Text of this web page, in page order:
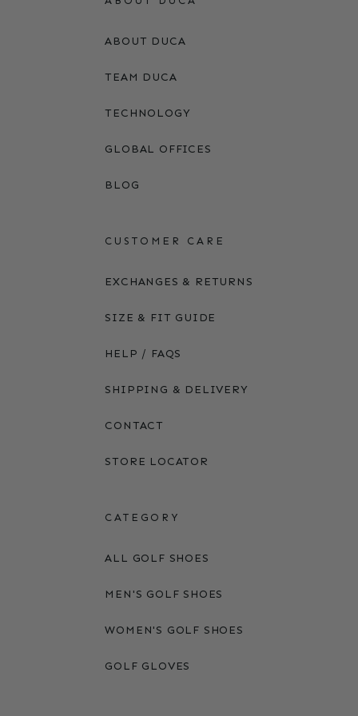
ABOUT DUCA
TEAM DUCA
TECHNOLOGY
GLOBAL OFFICES
BLOG
CUSTOMER CARE
EXCHANGES & RETURNS
SIZE & FIT GUIDE
HELP / FAQS
SHIPPING & DELIVERY
CONTACT
STORE LOCATOR
CATEGORY
ALL GOLF SHOES
MEN'S GOLF SHOES
WOMEN'S GOLF SHOES
GOLF GLOVES